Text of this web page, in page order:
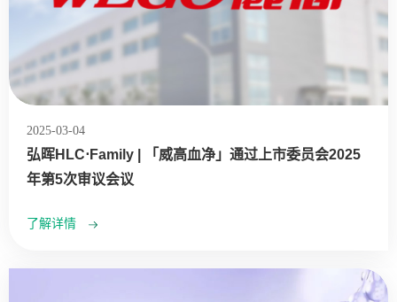
2025-03-04
弘晖HLC⋅Family | 「威高血净」通过上市委员会2025
年第5次审议会议
了解详情